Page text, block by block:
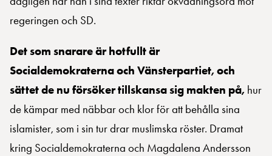
regeringen och SD.
Det som snarare är hotfullt är
Socialdemokraterna och Vänsterpartiet, och
sättet de nu försöker tillskansa sig makten på, hur
de kämpar med näbbar och klor för att behålla sina
islamister, som i sin tur drar muslimska röster. Dramat
kring Socialdemokraterna och Magdalena Andersson